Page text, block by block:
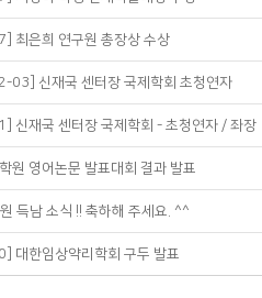
최은희 연구원 총장상 수상
03] 신재국 센터장 국제학회 초청연자
신재국 센터장 국제학회 - 초청연자 / 좌장
원 영어논문 발표대회 결과 발표
득남 소식 !! 축하해 주세요. ^^
대한임상약리학회 구두 발표